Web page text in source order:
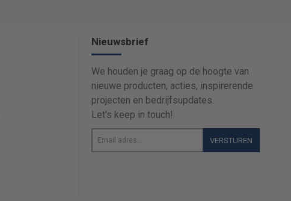
Nieuwsbrief
We houden je graag op de hoogte van
nieuwe producten, acties, inspirerende
projecten en bedrijfsupdates.
Let's keep in touch!
Email
adres...
VERSTUREN